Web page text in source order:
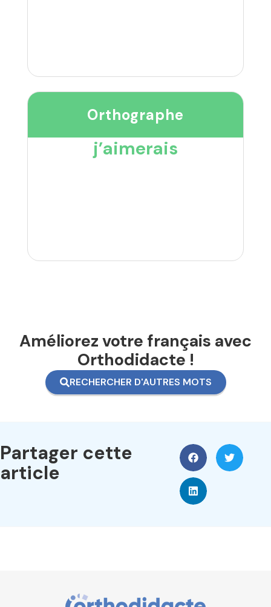
Orthographe
j’aimerais
Améliorez votre français avec
Orthodidacte !
RECHERCHER D'AUTRES MOTS
Partager cette
article